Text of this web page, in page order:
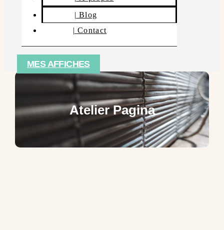
| Blog
| Contact
MES AFFICHES
Atelier Pagina